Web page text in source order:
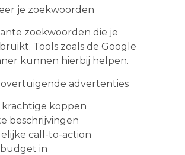
je zoekwoorden
zoekwoorden die je
Tools zoals de Google
kunnen hierbij helpen.
overtuigende advertenties
krachtige koppen
beschrijvingen
call-to-action
budget in